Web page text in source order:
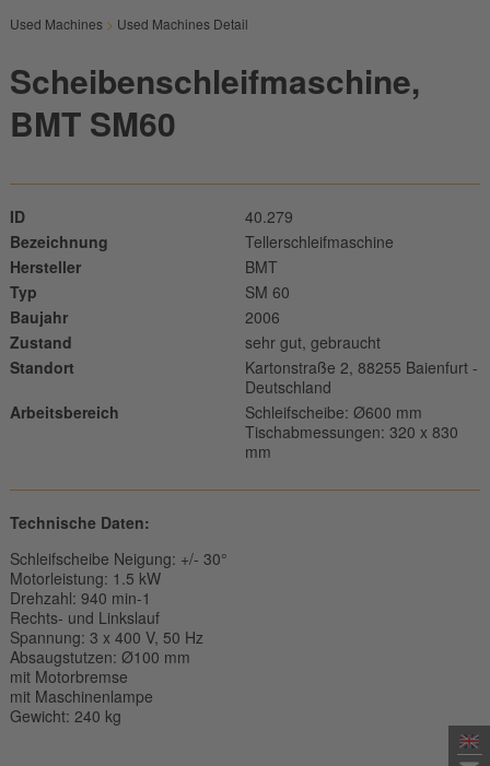
Used Machines > Used Machines Detail
Scheibenschleifmaschine,
BMT SM60
ID
40.279
Bezeichnung
Tellerschleifmaschine
Hersteller
BMT
Typ
SM 60
Baujahr
2006
Zustand
sehr gut, gebraucht
Standort
Kartonstraße 2, 88255 Baienfurt -
Deutschland
Arbeitsbereich
Schleifscheibe: Ø600 mm
Tischabmessungen: 320 x 830
mm
Technische Daten:
Schleifscheibe Neigung: +/- 30°
Motorleistung: 1.5 kW
Drehzahl: 940 min-1
Rechts- und Linkslauf
Spannung: 3 x 400 V, 50 Hz
Absaugstutzen: Ø100 mm
mit Motorbremse
mit Maschinenlampe
Gewicht: 240 kg